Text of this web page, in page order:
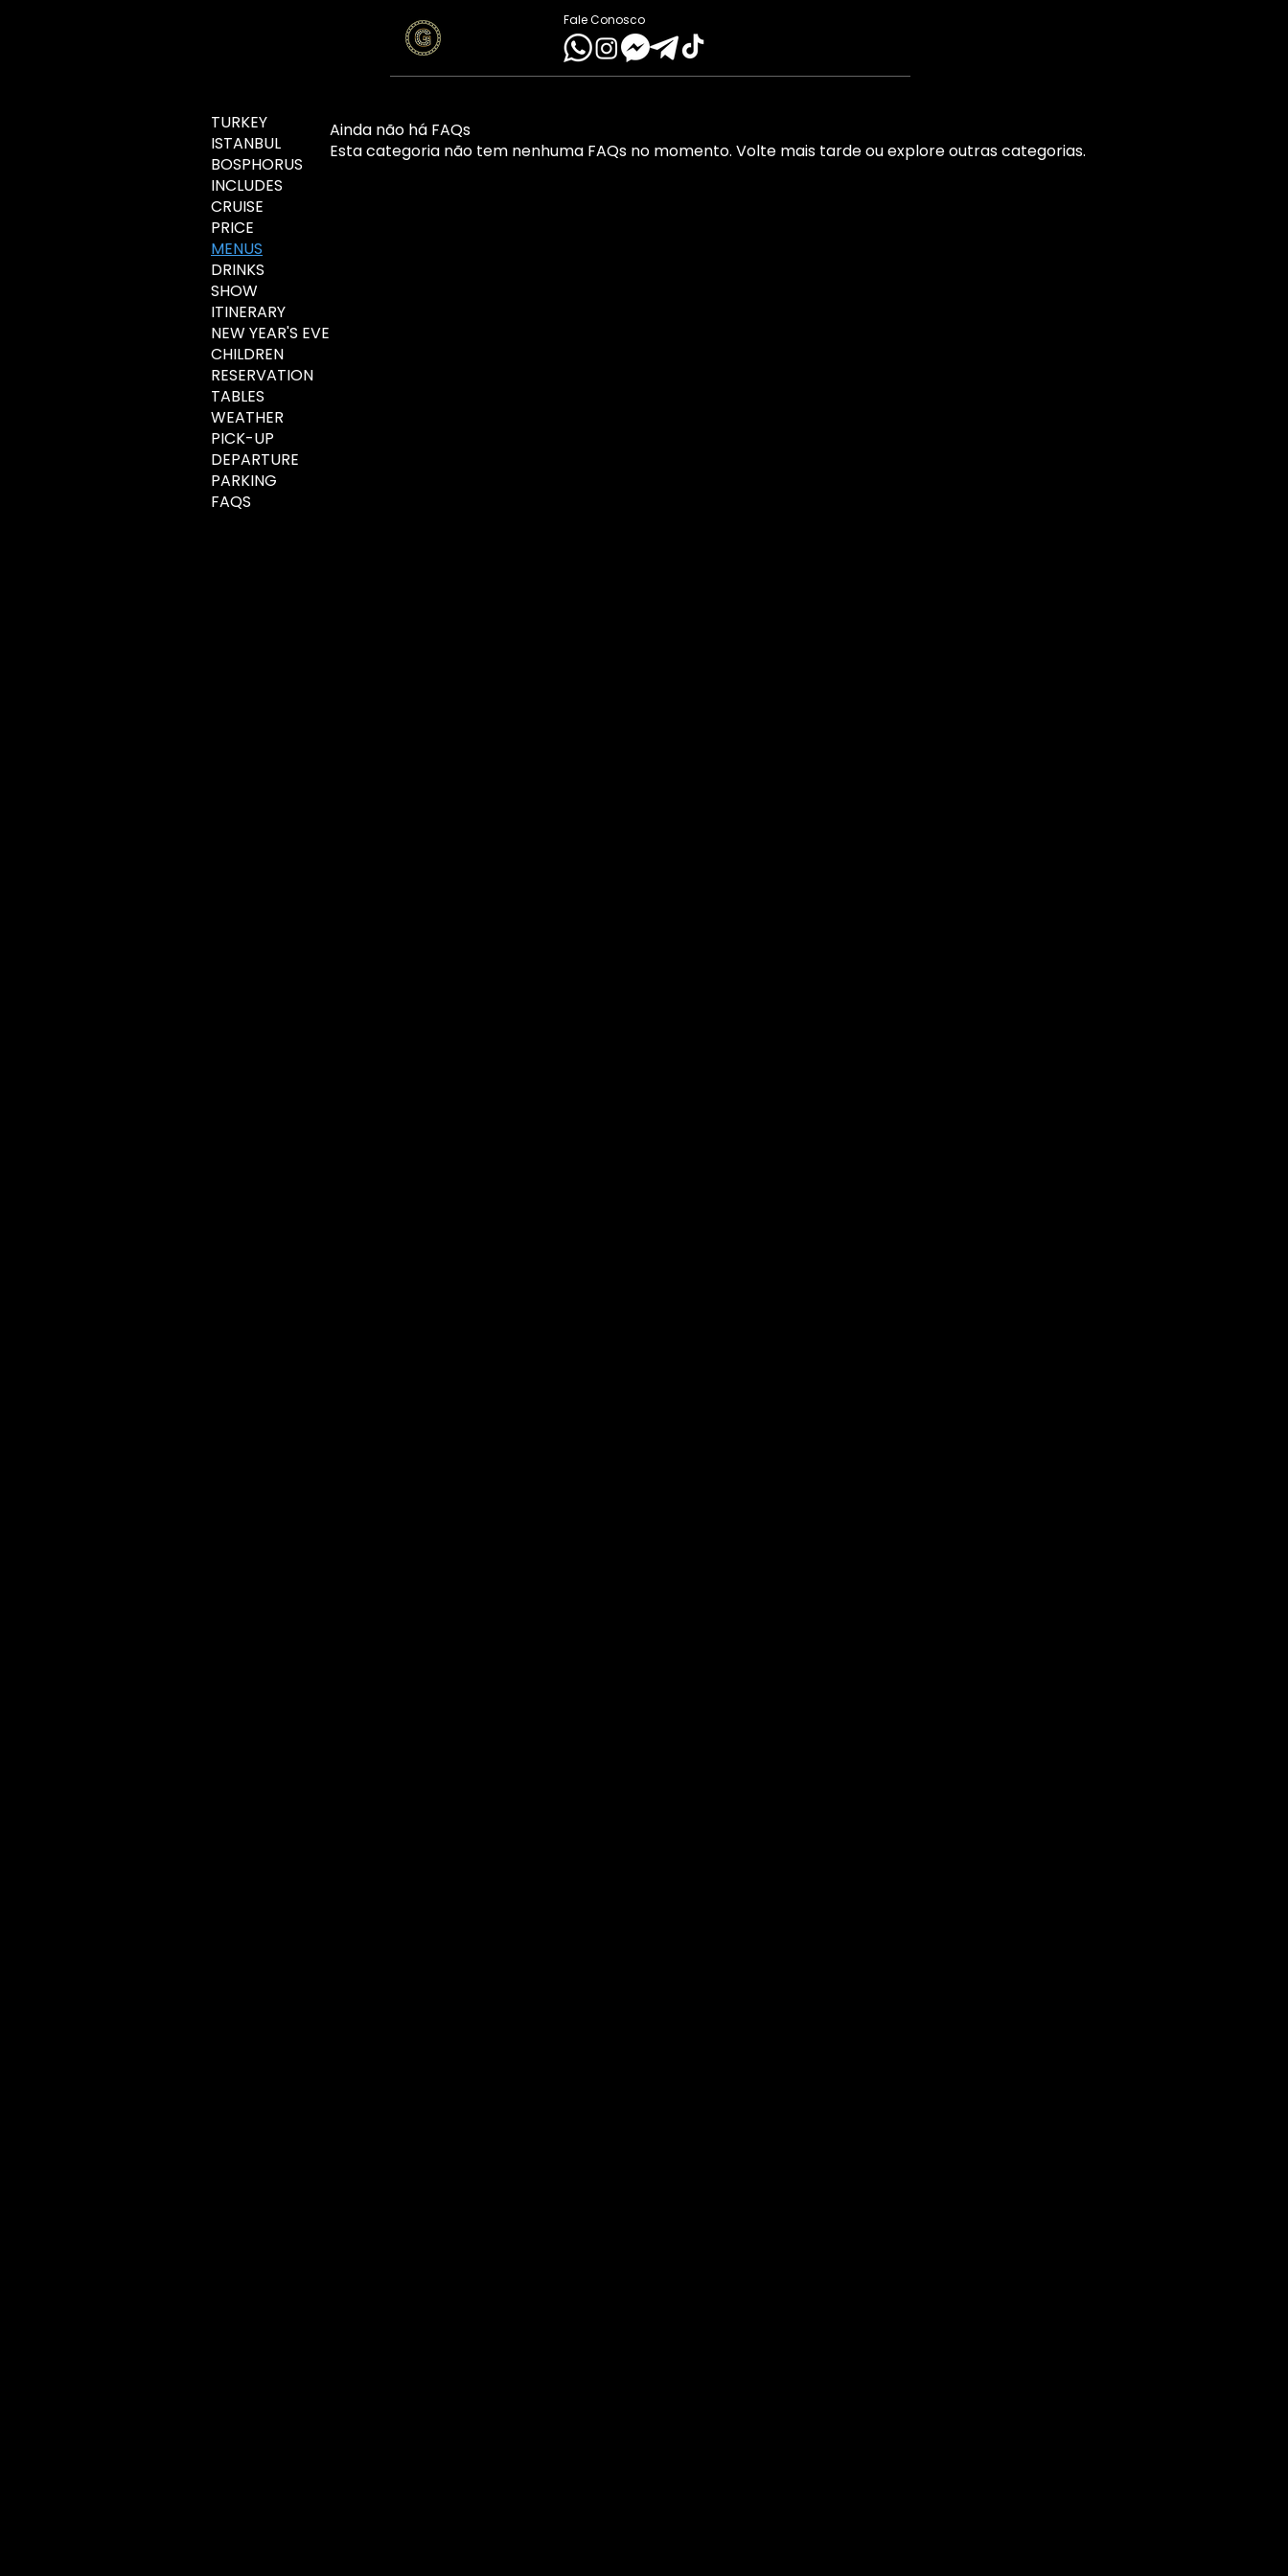
Fale Conosco
TURKEY
ISTANBUL
BOSPHORUS
INCLUDES
CRUISE
PRICE
MENUS
DRINKS
SHOW
ITINERARY
NEW YEAR'S EVE
CHILDREN
RESERVATION
TABLES
WEATHER
PICK-UP
DEPARTURE
PARKING
FAQS
Ainda não há FAQs
Esta categoria não tem nenhuma FAQs no momento. Volte mais tarde ou explore outras categorias.